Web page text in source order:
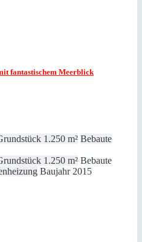
fantastischem Meerblick
1.250 m² Bebaute
1.250 m² Bebaute
Baujahr 2015